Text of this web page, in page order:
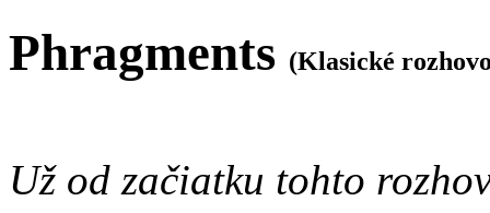
Phragments (Klasické
Už od začiatku tohto